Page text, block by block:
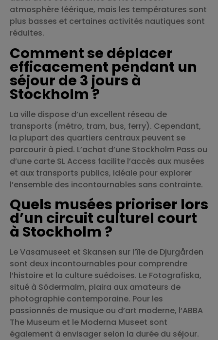
atmosphère féérique, mais les températures sont
plus basses et certaines activités nautiques sont
réduites.
Comment se déplacer
efficacement pendant un
séjour de 3 jours à
Stockholm ?
La ville dispose d’un excellent réseau de
transports (métro, tram, bus, ferry). Cependant,
la plupart des quartiers centraux peuvent se
parcourir à pied. L’achat d’une Stockholm Pass ou
d’une carte SL Access facilite l’accès aux musées
et aux transports publics, idéale pour explorer
l’ensemble des incontournables sans contrainte.
Quels musées prioriser lors
d’un circuit culturel court
à Stockholm ?
Le Vasamuseet et Skansen sur l’île de Djurgården
sont deux incontournables pour comprendre
l’histoire et la culture suédoises. Le Fotografiska,
situé à Södermalm, plaira aux amateurs de
photographie contemporaine. Pour les
passionnés de musique ou d’art moderne, l’ABBA
The Museum et le Moderna Museet sont
également à envisager selon la durée du séjour.